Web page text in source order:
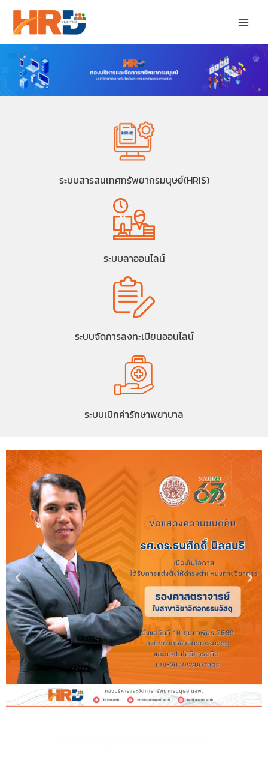
content
ระบบสารสนเทศทรัพยากรมนุษย์(HRIS)
ระบบลาออนไลน์
ระบบจัดการลงทะเบียนออนไลน์
ระบบเบิกค่ารักษาพยาบาล